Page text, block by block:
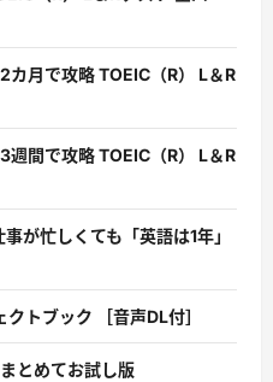
カ月で攻略 TOEIC（R） L＆R
週間で攻略 TOEIC（R） L＆R
が忙しくても「英語は1年」
クトブック ［音声DL付］
とめてお試し版